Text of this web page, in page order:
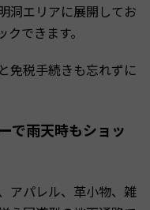
洞エリアに展開してお
できます。
免税手続きも忘れずに
で雨天時もショッ
アパレル、革小物、雑